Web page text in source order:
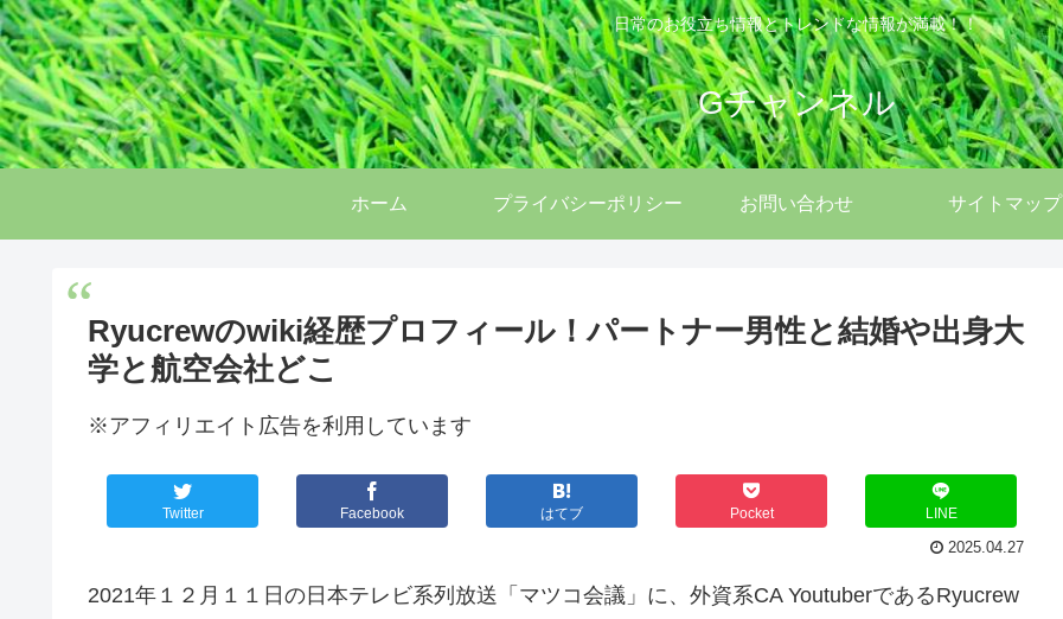
日常のお役立ち情報とトレンドな情報が満載！！
Gチャンネル
ホーム プライバシーポリシー お問い合わせ サイトマップ
Ryucrewのwiki経歴プロフィール！パートナー男性と結婚や出身大
学と航空会社どこ
※アフィリエイト広告を利用しています
Twitter Facebook はてブ Pocket LINE
2025.04.27
2021年１２月１１日の日本テレビ系列放送「マツコ会議」に、外資系CA YoutuberであるRyucrew